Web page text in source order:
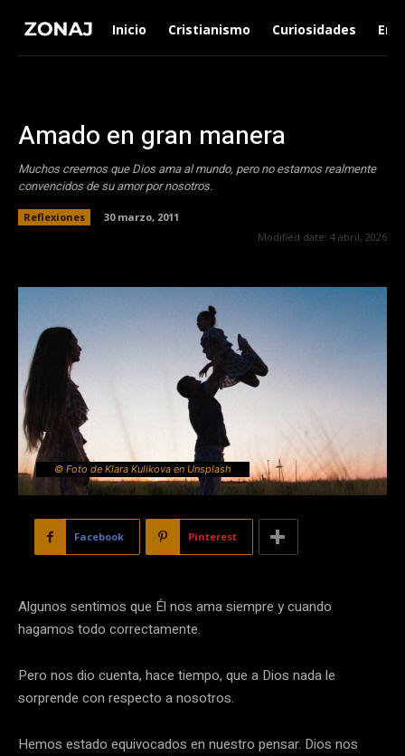
Inicio Cristianismo Curiosidades
Amado en gran manera
Muchos creemos que Dios ama al mundo, pero no estamos realmente
convencidos de su amor por nosotros.
Reflexiones
30 marzo, 2011
Modified date: 4 abril, 2026
© Foto de Klara Kulikova en Unsplash
Facebook Pinterest
Algunos sentimos que Él nos ama siempre y cuando
hagamos todo correctamente.
Pero nos dio cuenta, hace tiempo, que a Dios nada le
sorprende con respecto a nosotros.
Hemos estado equivocados en nuestro pensar. Dios nos